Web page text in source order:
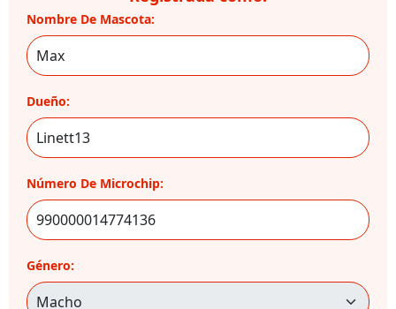
Nombre De Mascota:
Dueño:
Número De Microchip:
Género: